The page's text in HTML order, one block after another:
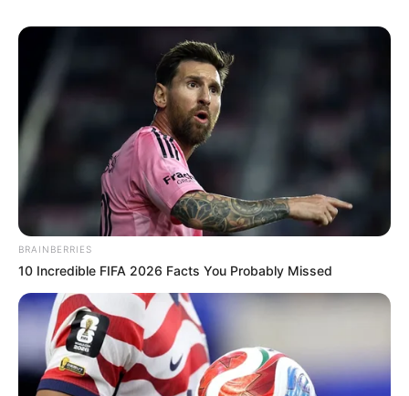
BRAINBERRIES
10 Incredible FIFA 2026 Facts You Probably Missed